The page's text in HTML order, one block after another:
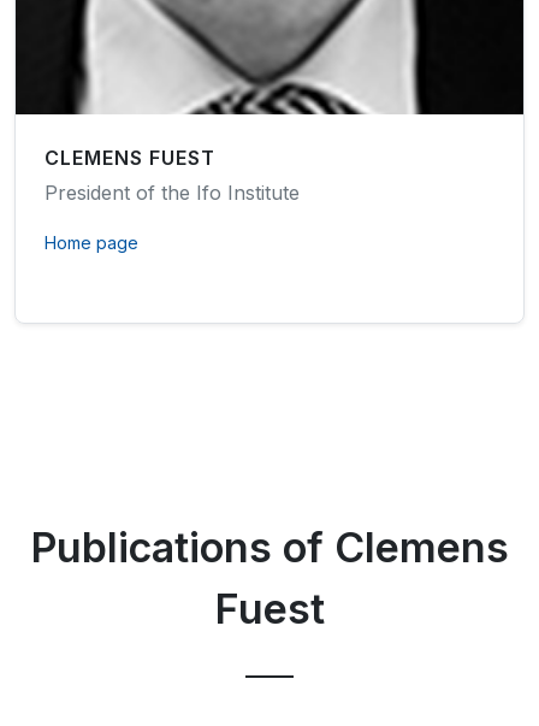
CLEMENS FUEST
President of the Ifo Institute
Home page
Publications of Clemens
Fuest